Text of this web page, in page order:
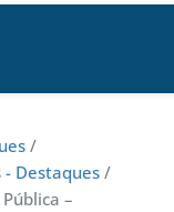
/
Destaques/
–